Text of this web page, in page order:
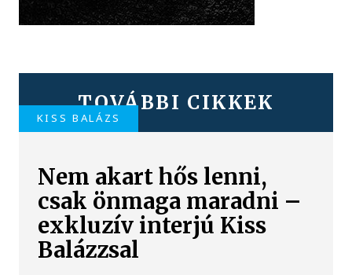
TOVÁBBI CIKKEK
KISS BALÁZS
Nem akart hős lenni,
csak önmaga maradni –
exkluzív interjú Kiss
Balázzsal